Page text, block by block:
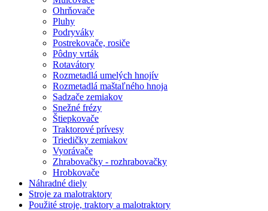
Ohrňovače
Pluhy
Podryváky
Postrekovače, rosiče
Pôdny vrták
Rotavátory
Rozmetadlá umelých hnojív
Rozmetadlá maštaľného hnoja
Sadzače zemiakov
Snežné frézy
Štiepkovače
Traktorové prívesy
Triedičky zemiakov
Vyorávače
Zhrabovačky - rozhrabovačky
Hrobkovače
Náhradné diely
Stroje za malotraktory
Použité stroje, traktory a malotraktory